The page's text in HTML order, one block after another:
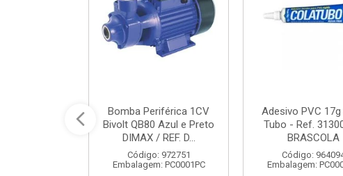
Bomba Periférica 1CV
Bivolt QB80 Azul e Preto
DIMAX / REF. D...
Código: 972751
Embalagem: PC0001PC
Adesivo PVC
Tubo - Ref.
BRASCOLA
Código:
Embalagem: